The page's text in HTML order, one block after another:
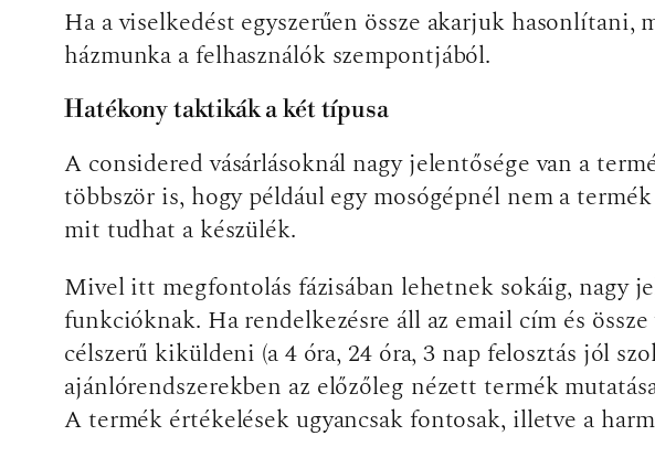
Ha a viselkedést egyszerűen össze akarjuk hasonlítani,
házmunka a felhasználók szempontjából.
Hatékony taktikák a két típusa
A considered vásárlásoknál nagy jelentősége van a
többször is, hogy például egy mosógépnél nem a
mit tudhat a készülék.
Mivel itt megfontolás fázisában lehetnek sokáig, nagy
funkcióknak. Ha rendelkezésre áll az email cím és
célszerű kiküldeni (a 4 óra, 24 óra, 3 nap felosztás jól
ajánlórendszerekben az előzőleg nézett termék
A termék értékelések ugyancsak fontosak, illetve a